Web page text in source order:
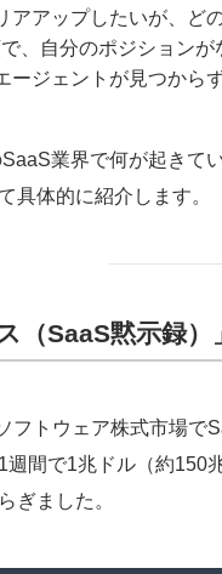
アアップしたいが、ど
、自分のポジション
ージェントが見つから
業界で何が起きて
具体的に紹介します。
（SaaS黙示録）
フトウェア株式市場で
週間で1兆ドル（約150
ぎました。